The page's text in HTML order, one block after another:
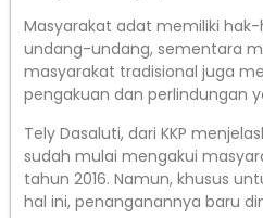
Masyarakat adat memiliki
undang-undang, sementara
masyarakat tradisional juga
pengakuan dan perlindungan
Tely Dasaluti, dari KKP
sudah mulai mengakui
tahun 2016. Namun, khusus
hal ini, penanganannya baru